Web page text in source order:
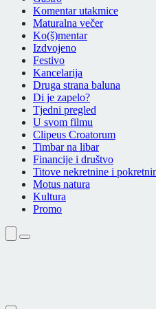
Komentar utakmice
Maturalna večer
Ko(š)mentar
Izdvojeno
Festivo
Kancelarija
Druga strana baluna
Di je zapelo?
Tjedni pregled
U svom filmu
Clipeus Croatorum
Timbar na libar
Financije i društvo
Titove nekretnine i
Motus natura
Kultura
Promo